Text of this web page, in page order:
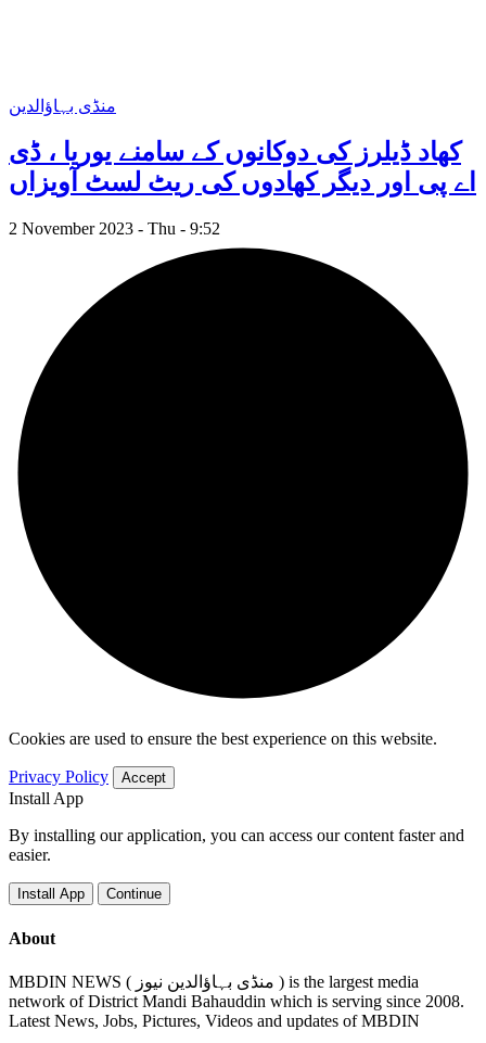
منڈی بہاؤالدین
کھاد ڈیلرز کی دوکانوں کے سامنے یوریا ، ڈی
اے پی اور دیگر کھادوں کی ریٹ لسٹ آویزاں
2 November 2023 - Thu - 9:52
Cookies are used to ensure the best experience on this website.
Privacy Policy Accept
Install App
By installing our application, you can access our content faster and
easier.
Install App Continue
About
MBDIN NEWS ( منڈی بہاؤالدین نیوز ) is the largest media
network of District Mandi Bahauddin which is serving since 2008.
Latest News, Jobs, Pictures, Videos and updates of MBDIN